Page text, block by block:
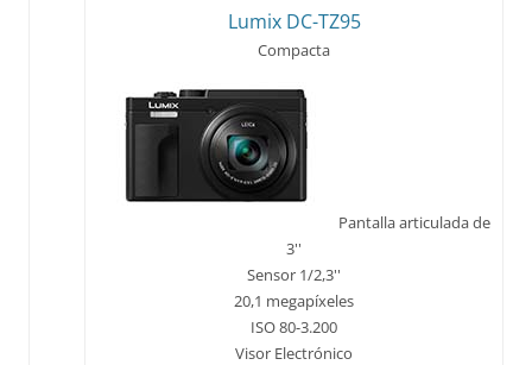
Lumix DC-TZ95
Compacta
Pantalla articulada de
3''
Sensor 1/2,3''
20,1 megapíxeles
ISO 80-3.200
Visor Electrónico